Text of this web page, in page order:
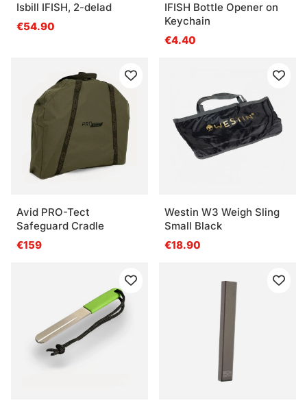
Isbill IFISH, 2-delad
€54.90
IFISH Bottle Opener on
Keychain
€4.40
Avid PRO-Tect
Safeguard Cradle
€159
Westin W3 Weigh Sling
Small Black
€18.90